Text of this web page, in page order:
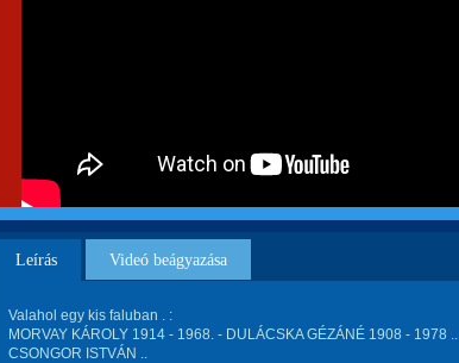
Leírás Videó beágyazása
Valahol egy kis faluban . :
MORVAY KÁROLY 1914 - 1968. - DULÁCSKA GÉZÁNÉ 1908 - 1978 ..
CSONGOR ISTVÁN ..